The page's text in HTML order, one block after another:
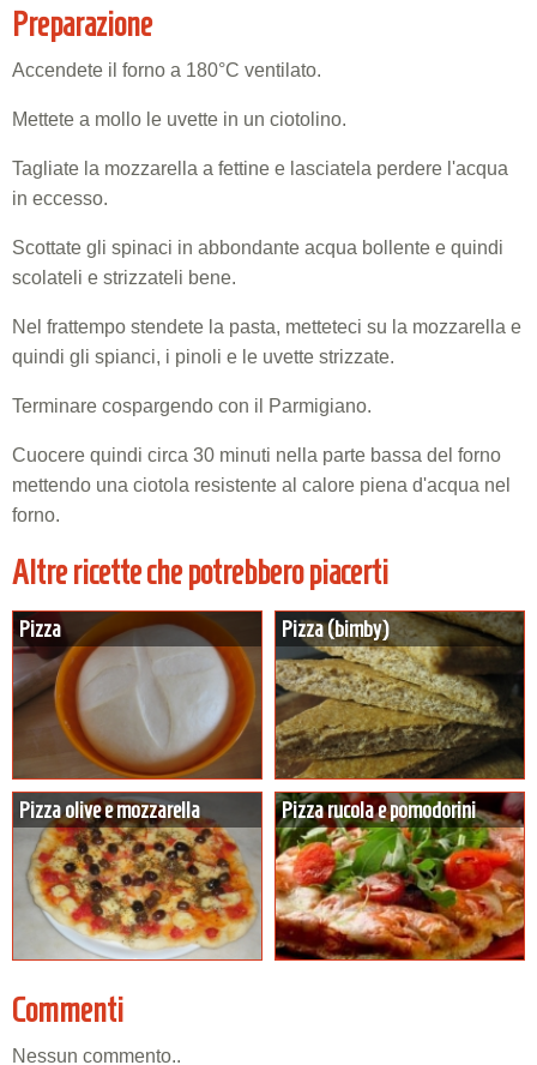
Preparazione
Accendete il forno a 180°C ventilato.
Mettete a mollo le uvette in un ciotolino.
Tagliate la mozzarella a fettine e lasciatela perdere l'acqua
in eccesso.
Scottate gli spinaci in abbondante acqua bollente e quindi
scolateli e strizzateli bene.
Nel frattempo stendete la pasta, metteteci su la mozzarella e
quindi gli spianci, i pinoli e le uvette strizzate.
Terminare cospargendo con il Parmigiano.
Cuocere quindi circa 30 minuti nella parte bassa del forno
mettendo una ciotola resistente al calore piena d'acqua nel
forno.
Altre ricette che potrebbero piacerti
Pizza Pizza (bimby)
Pizza olive e mozzarella Pizza rucola e pomodorini
Commenti
Nessun commento..